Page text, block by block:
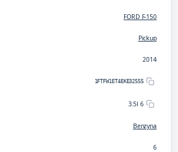
FORD F-150
Pickup
2014
1FTFW1ET4EKE32555
3.5l 6
Benzyna
6